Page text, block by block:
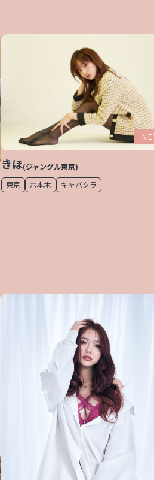
きほ(ジャングル東京)
東京
六本木 キャバクラ